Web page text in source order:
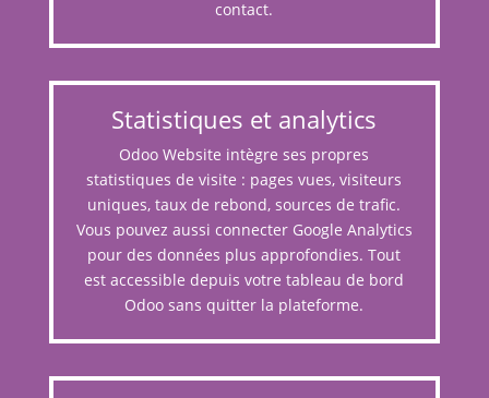
contact.
Statistiques et analytics
Odoo Website intègre ses propres
statistiques de visite : pages vues, visiteurs
uniques, taux de rebond, sources de trafic.
Vous pouvez aussi connecter Google Analytics
pour des données plus approfondies. Tout
est accessible depuis votre tableau de bord
Odoo sans quitter la plateforme.